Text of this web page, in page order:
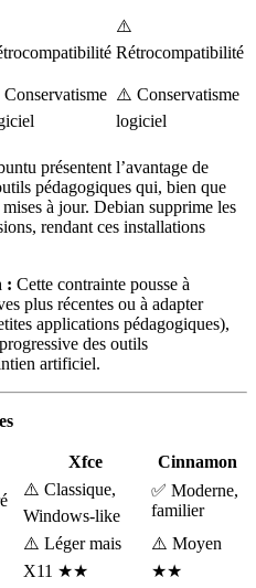
⚠️
Rétrocompatibilité
⚠️ Conservatisme
logiciel
présentent l’avantage de
pédagogiques qui, bien que
à jour. Debian supprime les
rendant ces installations
: Cette contrainte pousse à
plus récentes ou à adapter
applications pédagogiques),
des outils
artificiel.
Xfce Cinnamon
⚠️ Classique,
Windows-like
✅ Moderne,
familier
⚠️ Léger mais
X11 ★★
⚠️ Moyen
★★